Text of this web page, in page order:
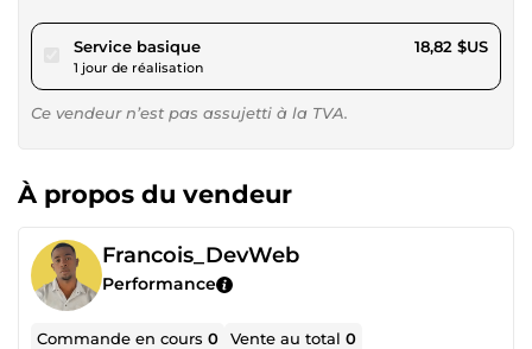
Service basiquepour 17,34 $US
1 jour de réalisation
18,82 $US
Ce vendeur n’est pas assujetti à la TVA.
À propos du vendeur
Francois_DevWeb
Performance
Commande en cours0 Vente au total0